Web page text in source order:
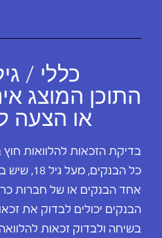
כללי /
התוכן המוצג
או הצעה
בדיקת הזכאות להלוואות חוץ
כל
אחד הבנקים או של חברות
הבנקים יכולים לבדוק את
בשיחה ולבדוק זכאות